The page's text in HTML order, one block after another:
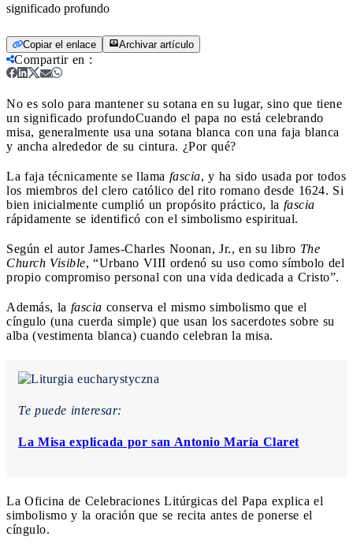
significado profundo
Copiar el enlace Archivar artículo
Compartir en :
No es solo para mantener su sotana en su lugar, sino que tiene
un significado profundoCuando el papa no está celebrando
misa, generalmente usa una sotana blanca con una faja blanca
y ancha alrededor de su cintura. ¿Por qué?
La faja técnicamente se llama fascia, y ha sido usada por todos
los miembros del clero católico del rito romano desde 1624. Si
bien inicialmente cumplió un propósito práctico, la fascia
rápidamente se identificó con el simbolismo espiritual.
Según el autor James-Charles Noonan, Jr., en su libro The
Church Visible, “Urbano VIII ordenó su uso como símbolo del
propio compromiso personal con una vida dedicada a Cristo”.
Además, la fascia conserva el mismo simbolismo que el
cíngulo (una cuerda simple) que usan los sacerdotes sobre su
alba (vestimenta blanca) cuando celebran la misa.
Te puede interesar:
La Misa explicada por san Antonio María Claret
La Oficina de Celebraciones Litúrgicas del Papa explica el
simbolismo y la oración que se recita antes de ponerse el
cíngulo.